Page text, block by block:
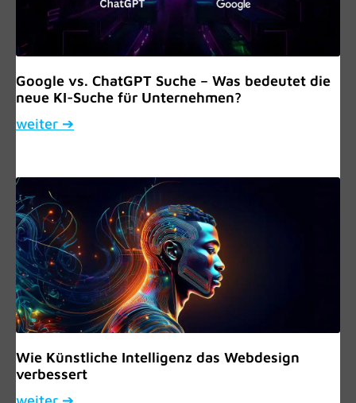
Google vs. ChatGPT Suche – Was bedeutet die
neue KI-Suche für Unternehmen?
weiter ➔
Wie Künstliche Intelligenz das Webdesign
verbessert